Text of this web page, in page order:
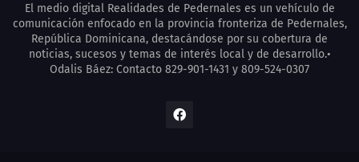
El medio digital Realidades de Pedernales es un vehículo de
comunicación enfocado en la provincia fronteriza de Pedernales,
República Dominicana, destacándose por su cobertura de
noticias, sucesos y temas de interés local y de desarrollo.•
Odalis Báez: Contacto 829-901-1431 y 809-524-0307